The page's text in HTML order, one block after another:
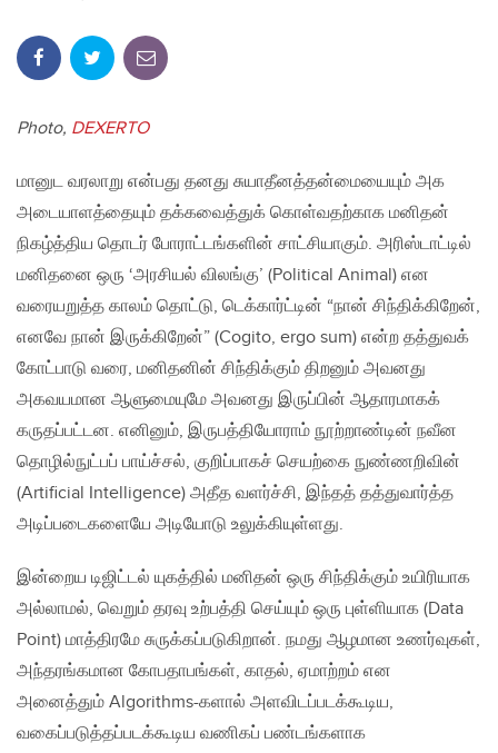
Photo, DEXERTO
மானுட வரலாறு என்பது தனது சுயாதீனத்தன்மையையும் அக
அடையாளத்தையும் தக்கவைத்துக் கொள்வதற்காக மனிதன்
நிகழ்த்திய தொடர் போராட்டங்களின் சாட்சியாகும். அரிஸ்டாட்டில்
மனிதனை ஒரு ‘அரசியல் விலங்கு’ (Political Animal) என
வரையறுத்த காலம் தொட்டு, டெக்கார்ட்டின் “நான் சிந்திக்கிறேன்,
எனவே நான் இருக்கிறேன்” (Cogito, ergo sum) என்ற தத்துவக்
கோட்பாடு வரை, மனிதனின் சிந்திக்கும் திறனும் அவனது
அகவயமான ஆளுமையுமே அவனது இருப்பின் ஆதாரமாகக்
கருதப்பட்டன. எனினும், இருபத்தியோராம் நூற்றாண்டின் நவீன
தொழில்நுட்பப் பாய்ச்சல், குறிப்பாகச் செயற்கை நுண்ணறிவின்
(Artificial Intelligence) அதீத வளர்ச்சி, இந்தத் தத்துவார்த்த
அடிப்படைகளையே அடியோடு உலுக்கியுள்ளது.
இன்றைய டிஜிட்டல் யுகத்தில் மனிதன் ஒரு சிந்திக்கும் உயிரியாக
அல்லாமல், வெறும் தரவு உற்பத்தி செய்யும் ஒரு புள்ளியாக (Data
Point) மாத்திரமே சுருக்கப்படுகிறான். நமது ஆழமான உணர்வுகள்,
அந்தரங்கமான கோபதாபங்கள், காதல், ஏமாற்றம் என
அனைத்தும் Algorithms-களால் அளவிடப்படக்கூடிய,
வகைப்படுத்தப்படக்கூடிய வணிகப் பண்டங்களாக